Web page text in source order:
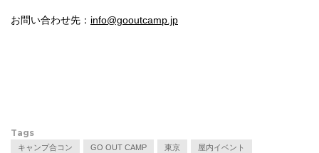
お問い合わせ先： info@gooutcamp.jp
Tags
キャンプ合コン GO OUT CAMP 東京 屋内イベント